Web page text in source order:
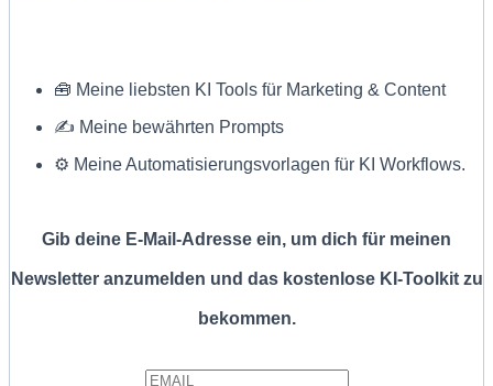
🧰 Meine liebsten KI Tools für Marketing & Content
✍ Meine bewährten Prompts
⚙️ Meine Automatisierungsvorlagen für KI Workflows.
Gib deine E-Mail-Adresse ein, um dich für meinen
Newsletter anzumelden und das kostenlose KI-Toolkit zu
bekommen.